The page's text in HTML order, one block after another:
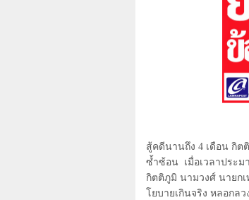
สู้คดีนานถึง 4 เดือน กิ
ซ้ำซ้อน เมื่อเวลาประ
กิตติภูมิ นามวงศ์ นายก
โยบายเกินจริง หลอกลว